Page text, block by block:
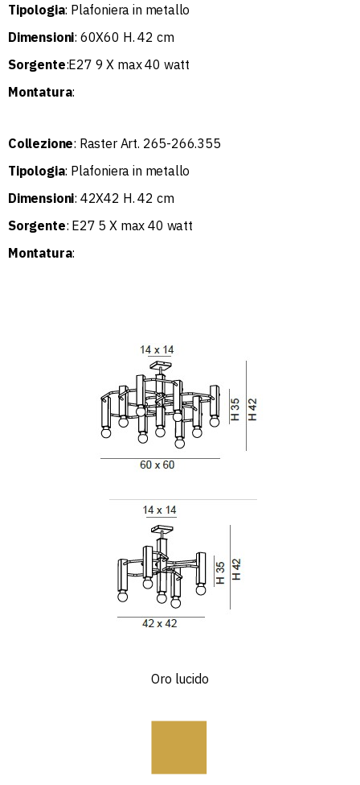
Tipologia: Plafoniera in metallo
Dimensioni: 60X60 H. 42 cm
Sorgente:E27 9 X max 40 watt
Montatura:
Collezione: Raster Art. 265-266.355
Tipologia: Plafoniera in metallo
Dimensioni: 42X42 H. 42 cm
Sorgente: E27 5 X max 40 watt
Montatura:
Oro lucido